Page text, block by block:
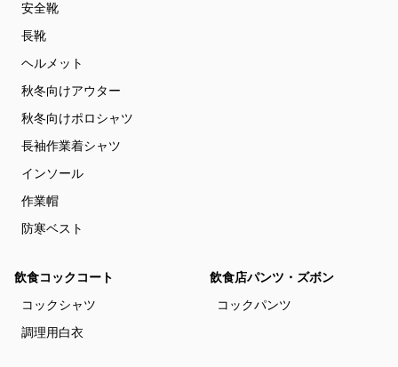
安全靴
長靴
ヘルメット
秋冬向けアウター
秋冬向けポロシャツ
長袖作業着シャツ
インソール
作業帽
防寒ベスト
飲食コックコート
コックシャツ
調理用白衣
飲食店パンツ・ズボン
コックパンツ